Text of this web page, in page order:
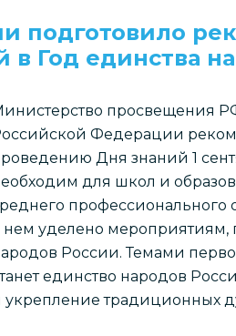
подготовило
Год единства
просвещения
Федерации
Дня знаний 1
для школ и
профессионального
нем уделено мероприятиям,
России. Темами
единство народов
укрепление традиционных